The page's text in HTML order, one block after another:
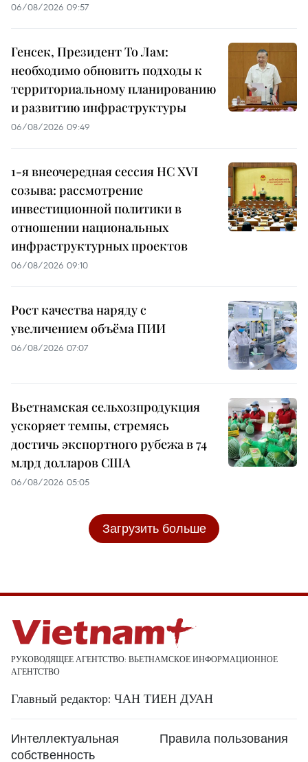
06/08/2026 09:57
Генсек, Президент То Лам:
необходимо обновить подходы к
территориальному планированию
и развитию инфраструктуры
06/08/2026 09:49
1-я внеочередная сессия НС XVI
созыва: рассмотрение
инвестиционной политики в
отношении национальных
инфраструктурных проектов
06/08/2026 09:10
Рост качества наряду с
увеличением объёма ПИИ
06/08/2026 07:07
Вьетнамская сельхозпродукция
ускоряет темпы, стремясь
достичь экспортного рубежа в 74
млрд долларов США
06/08/2026 05:05
Загрузить больше
РУКОВОДЯЩЕЕ АГЕНТСТВО: ВЬЕТНАМСКОЕ ИНФОРМАЦИОННОЕ
АГЕНТСТВО
Главный редактор: ЧАН ТИЕН ДУАН
Интеллектуальная
собственность
Правила пользования